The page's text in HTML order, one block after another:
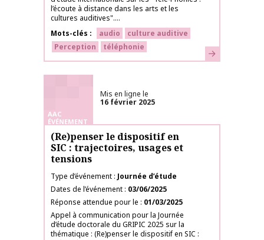
l’écoute à distance dans les arts et les
cultures auditives"....
Mots-clés
audio
culture auditive
Perception
téléphonie En savoir plus
AAC
ÉVÉNEMENT
Mis en ligne le
16 février 2025
(Re)penser le dispositif en
SIC : trajectoires, usages et
tensions
Type d’événement Journée d’étude
Dates de l’événement 03/06/2025
Réponse attendue pour le
01/03/2025
Appel à communication pour la Journée
d’étude doctorale du GRIPIC 2025 sur la
thématique : (Re)penser le dispositif en SIC :